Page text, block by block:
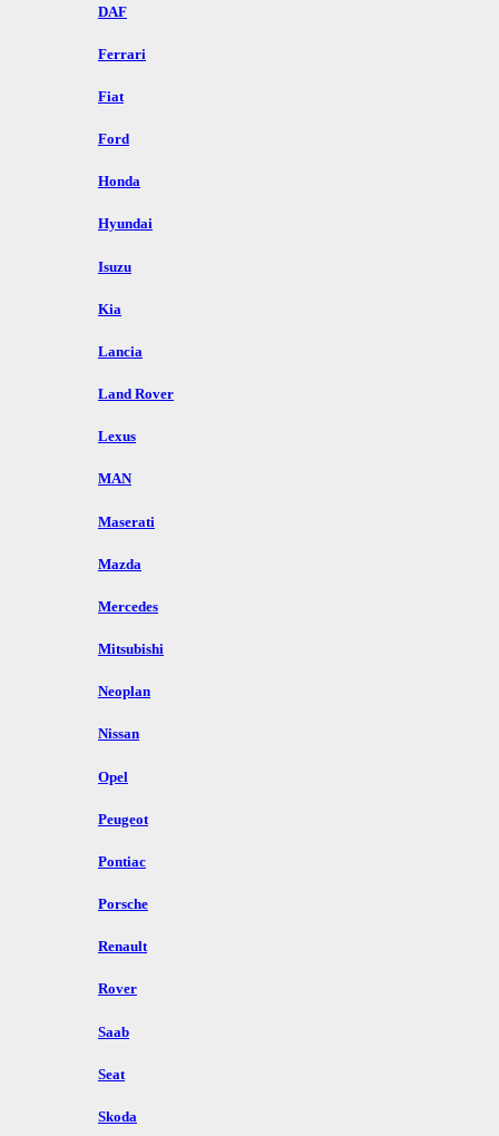
DAF
Ferrari
Fiat
Ford
Honda
Hyundai
Isuzu
Kia
Lancia
Land Rover
Lexus
MAN
Maserati
Mazda
Mercedes
Mitsubishi
Neoplan
Nissan
Opel
Peugeot
Pontiac
Porsche
Renault
Rover
Saab
Seat
Skoda